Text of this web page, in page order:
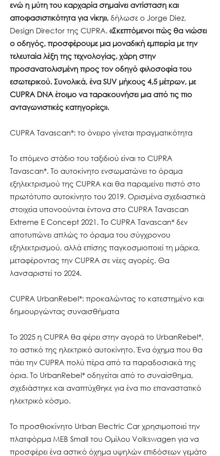
ενώ η μύτη του καρχαρία σημαίνει αντίσταση και
αποφασιστικότητα για νίκη», δήλωσε ο Jorge Diez,
Design Director της CUPRA. «Σκεπτόμενοι πώς θα νιώσει
ο οδηγός, προσφέρουμε μια μοναδική εμπειρία με την
τελευταία λέξη της τεχνολογίας, χάρη στην
προσανατολισμένη προς τον οδηγό φιλοσοφία του
εσωτερικού. Συνολικά, ένα SUV μήκους 4,5 μέτρων, με
CUPRA DNA έτοιμο να ταρακουνήσει μια από τις πιο
ανταγωνιστικές κατηγορίες».
CUPRA Tavascan*: το όνειρο γίνεται πραγματικότητα
Το επόμενο στάδιο του ταξιδιού είναι το CUPRA
Tavascan*. Το αυτοκίνητο ενσωματώνει το όραμα
εξηλεκτρισμού της CUPRA και θα παραμείνει πιστό στο
πρωτότυπο αυτοκίνητο του 2019. Ορισμένα σχεδιαστικά
στοιχεία υπονοούνται έντονα στο CUPRA Tavascan
Extreme E Concept 2021. Το CUPRA Tavascan* δεν
αποτυπώνει απλώς το όραμα του σύγχρονου
εξηλεκτρισμού, αλλά επίσης παγκοσμιοποιεί τη μάρκα,
μεταφέροντας την CUPRA σε νέες αγορές. Θα
λανσαριστεί το 2024.
CUPRA UrbanRebel*: προκαλώντας το κατεστημένο και
δημιουργώντας συναισθήματα
Το 2025 η CUPRA θα φέρει στην αγορά το UrbanRebel*,
το αστικό της ηλεκτρικό αυτοκίνητο. Ένα όχημα που θα
πάει την CUPRA πολύ πέρα από τα παραδοσιακά της
όρια. Το UrbanRebel* οδηγείται από το συναίσθημα,
σχεδιάστηκε και αναπτύχθηκε για ένα πιο επαναστατικό
ηλεκτρικό κόσμο.
Το προσθιοκίνητο Urban Electric Car χρησιμοποιεί την
πλατφόρμα MEB Small του Ομίλου Volkswagen για να
προσφέρει ένα αστικό όχημα υψηλών επιδόσεων γεμάτο